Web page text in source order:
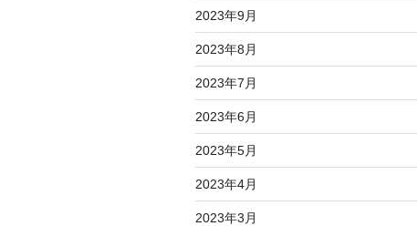
2023年9月
2023年8月
2023年7月
2023年6月
2023年5月
2023年4月
2023年3月